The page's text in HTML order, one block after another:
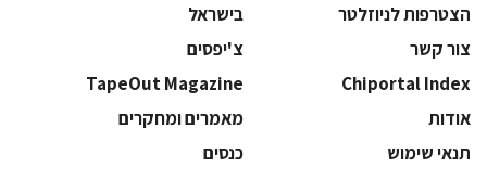
הצטרפות לניוזלטר
בישראל
צור קשר
צ'יפסים
Chiportal Index
TapeOut Magazine
אודות
מאמרים ומחקרים
תנאי שימוש
כנסים